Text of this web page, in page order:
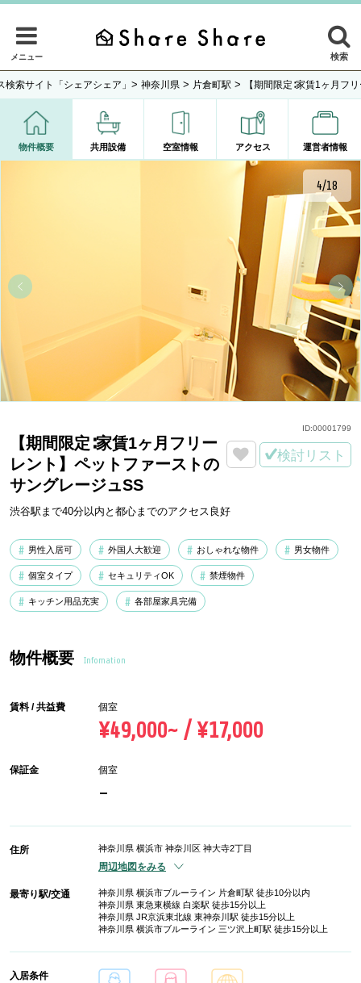
メニュー 検索
検索サイト「シェアシェア」 > 神奈川県 > 片倉町駅 > 【期間限定∶家賃1ヶ月フ
物件概要 共用設備 空室情報 アクセス 運営者情報
4/18
【期間限定∶家賃1ヶ月フリー
レント】ペットファーストの
サングレージュSS
渋谷駅まで40分以内と都心までのアクセス良好
検討リスト
男性入居可 外国人大歓迎 おしゃれな物件 男女物件
個室タイプ セキュリティOK 禁煙物件
キッチン用品充実 各部屋家具完備
ID:00001799
物件概要 Infomation
賃料 / 共益費 個室
¥49,000~ / ¥17,000
保証金 個室
-
住所 神奈川県 横浜市 神奈川区 神大寺2丁目
周辺地図をみる
最寄り駅/交通
神奈川県 横浜市ブルーライン 片倉町駅 徒歩10分以内
神奈川県 東急東横線 白楽駅 徒歩15分以上
神奈川県 JR京浜東北線 東神奈川駅 徒歩15分以上
神奈川県 横浜市ブルーライン 三ツ沢上町駅 徒歩15分以上
入居条件